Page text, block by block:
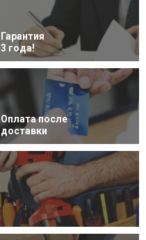
Гарантия
3 года!
Оплата после
доставки